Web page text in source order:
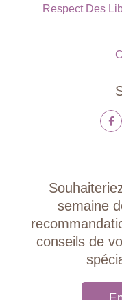
Respect Des
semaine
conseils de